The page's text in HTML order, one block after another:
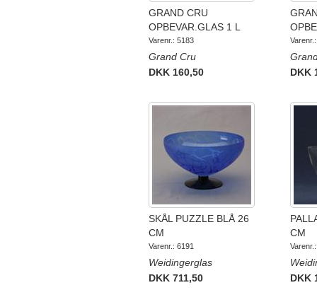
GRAND CRU
OPBEVAR.GLAS 1 L
Varenr.: 5183
Grand Cru
DKK 160,50
DKK
SKÅL PUZZLE BLÅ 26
CM
Varenr.: 6191
Weidingerglas
DKK 711,50
CM
DKK